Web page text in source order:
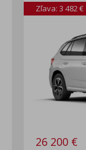
Zľava: 3 482 €
26 200 €